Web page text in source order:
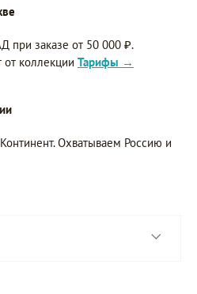
при заказе от 50 000 ₽.
от коллекции Тарифы →
Охватываем Россию и